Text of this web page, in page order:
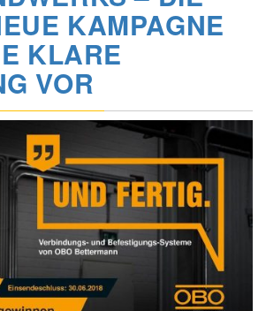
KAMPAGNE
KLARE
VOR